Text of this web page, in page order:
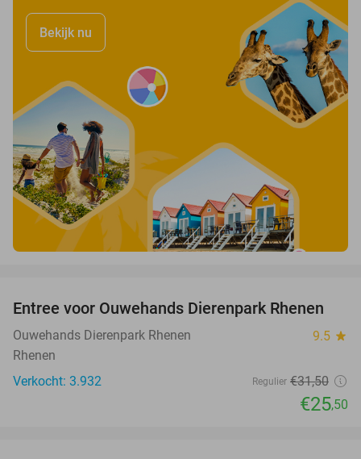
Bekijk nu
19%
Entree voor Ouwehands Dierenpark Rhenen
Ouwehands Dierenpark Rhenen 9.5 star
Rhenen
Verkocht: 3.932
Regulier €31,50
€25,50